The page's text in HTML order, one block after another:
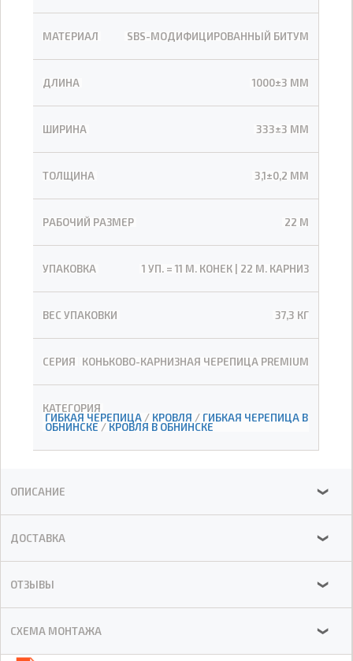
МАТЕРИАЛ SBS-МОДИФИЦИРОВАННЫЙ БИТУМ
ДЛИНА 1000±3 ММ
ШИРИНА 333±3 ММ
ТОЛЩИНА 3,1±0,2 ММ
РАБОЧИЙ РАЗМЕР 22 М
УПАКОВКА 1 УП. = 11 М. КОНЕК | 22 М. КАРНИЗ
ВЕС УПАКОВКИ 37,3 КГ
СЕРИЯ КОНЬКОВО-КАРНИЗНАЯ ЧЕРЕПИЦА PREMIUM
КАТЕГОРИЯ
ГИБКАЯ ЧЕРЕПИЦА / КРОВЛЯ / ГИБКАЯ ЧЕРЕПИЦА В
ОБНИНСКЕ / КРОВЛЯ В ОБНИНСКЕ
ОПИСАНИЕ ❯
ДОСТАВКА ❯
ОТЗЫВЫ ❯
СХЕМА МОНТАЖА ❯